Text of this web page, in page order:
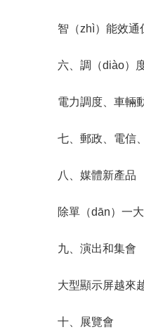
智（zhì）能效通
六、調（diào）
電力調度、車輛
七、郵政、電信
八、媒體新產品
除單（dān）一
九、演出和集會
大型顯示屏越來
十、展覽會